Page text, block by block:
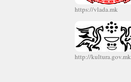
https://vlada.mk
http://kultura.gov.mk